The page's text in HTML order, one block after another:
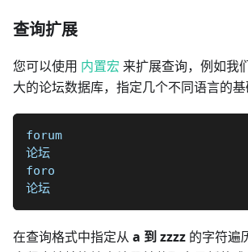
查询扩展
您可以使用 内置宏 来扩展查询，例如我
大的论坛数据库，指定几个不同语言的基
forum
论坛
foro
论坛
在查询格式中指定从 a 到 zzzz 的字符遍